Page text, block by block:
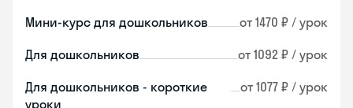
Мини-курс для дошкольников от 1470 ₽ / урок
Для дошкольников от 1092 ₽ / урок
Для дошкольников - короткие
уроки
от 1077 ₽ / урок